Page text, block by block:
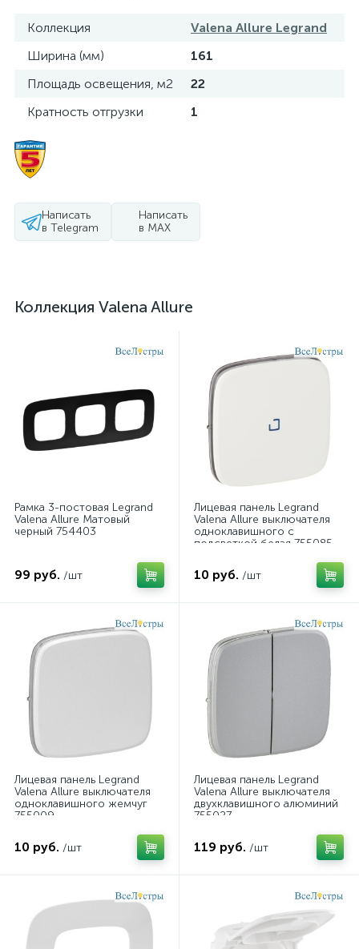
Коллекция
Valena Allure Legrand
Ширина (мм)
161
Площадь освещения, м2
22
Кратность отгрузки
1
Написать
в Telegram
Написать
в MAX
Коллекция Valena Allure
Рамка 3-постовая Legrand
Valena Allure Матовый
черный 754403
99 руб. /шт
Лицевая панель Legrand
Valena Allure выключателя
одноклавишного с
подсветкой белая 755085
10 руб. /шт
Лицевая панель Legrand
Valena Allure выключателя
одноклавишного жемчуг
755009
10 руб. /шт
Лицевая панель Legrand
Valena Allure выключателя
двухклавишного алюминий
755027
119 руб. /шт